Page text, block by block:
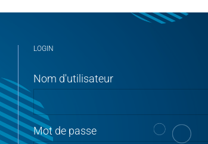
LOGIN
Nom d'utilisateur
Mot de passe